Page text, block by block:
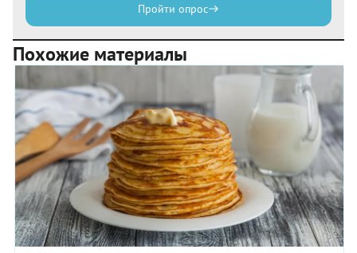
Пройти опрос
Похожие материалы